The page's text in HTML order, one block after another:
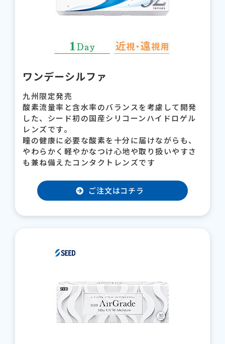
ワンデーシルファ
九州限定発売
酸素流量率と含水率のバランスを考慮して開発
した、シード初の国産シリコーンハイドロゲル
レンズです。
瞳の健康に必要な酸素を十分に届けながらも、
やわらかく軽やかなつけ心地や取り扱いやすさ
も兼ね備えたコンタクトレンズです
ご注文はコチラ